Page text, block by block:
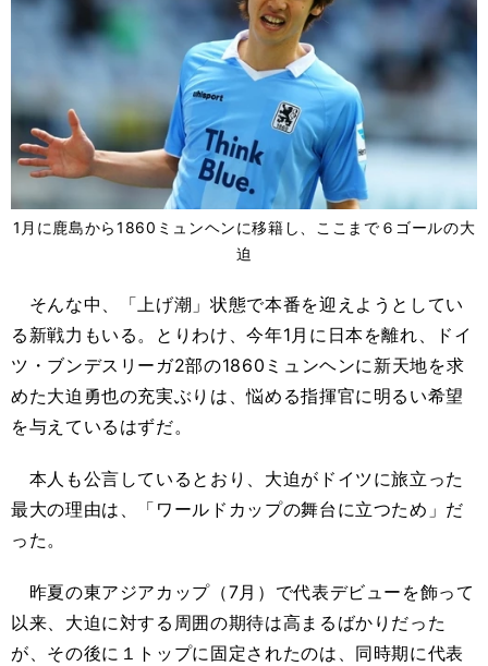
1月に鹿島から1860ミュンヘンに移籍し、ここまで６ゴールの大
迫
そんな中、「上げ潮」状態で本番を迎えようとしてい
る新戦力もいる。とりわけ、今年1月に日本を離れ、ドイ
ツ・ブンデスリーガ2部の1860ミュンヘンに新天地を求
めた大迫勇也の充実ぶりは、悩める指揮官に明るい希望
を与えているはずだ。
本人も公言しているとおり、大迫がドイツに旅立った
最大の理由は、「ワールドカップの舞台に立つため」だ
った。
昨夏の東アジアカップ（7月）で代表デビューを飾って
以来、大迫に対する周囲の期待は高まるばかりだった
が、その後に１トップに固定されたのは、同時期に代表